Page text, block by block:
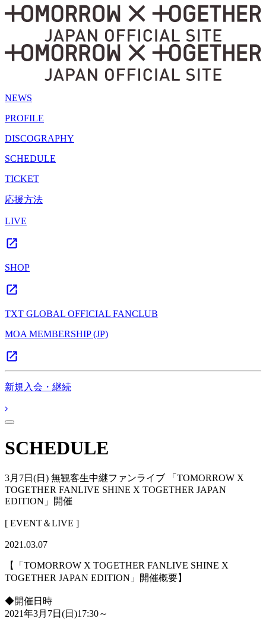
NEWS
PROFILE
DISCOGRAPHY
SCHEDULE
TICKET
応援方法
LIVE
SHOP
TXT GLOBAL OFFICIAL FANCLUB
MOA MEMBERSHIP (JP)
新規入会・継続
SCHEDULE
3月7日(日) 無観客生中継ファンライブ 「TOMORROW X
TOGETHER FANLIVE SHINE X TOGETHER JAPAN
EDITION」開催
[ EVENT＆LIVE ]
2021.03.07
【「TOMORROW X TOGETHER FANLIVE SHINE X
TOGETHER JAPAN EDITION」開催概要】
◆開催日時
2021年3月7日(日)17:30～